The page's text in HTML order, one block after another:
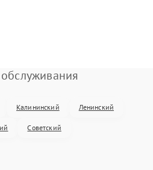
Калининский Ленинский
Советский